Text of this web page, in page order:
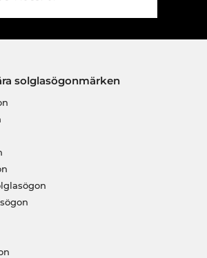
solglasögonmärken